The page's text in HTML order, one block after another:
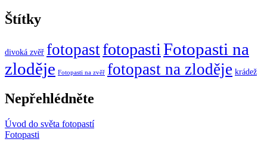
Štítky
divoká zvěř fotopastfotopastiFotopasti na
zloděje Fotopasti na zvěř fotopast na zloděje krádež
Nepřehlédněte
Úvod do světa fotopastí
Fotopasti